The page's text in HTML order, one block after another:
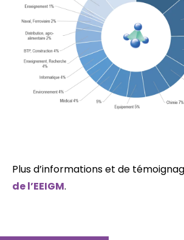
Plus d’informations et de
de l’EEIGM.